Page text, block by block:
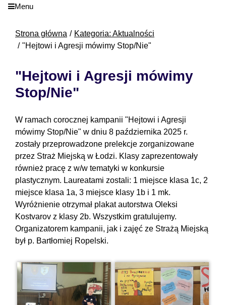
Menu
Strona główna
Kategoria: Aktualności
"Hejtowi i Agresji mówimy Stop/Nie"
"Hejtowi i Agresji mówimy
Stop/Nie"
W ramach corocznej kampanii "Hejtowi i Agresji
mówimy Stop/Nie" w dniu 8 października 2025 r.
zostały przeprowadzone prelekcje zorganizowane
przez Straż Miejską w Łodzi. Klasy zaprezentowały
również pracę z w/w tematyki w konkursie
plastycznym. Laureatami zostali: 1 miejsce klasa 1c, 2
miejsce klasa 1a, 3 miejsce klasy 1b i 1 mk.
Wyróżnienie otrzymał plakat autorstwa Oleksi
Kostvarov z klasy 2b. Wszystkim gratulujemy.
Organizatorem kampanii, jak i zajęć ze Strażą Miejską
był p. Bartłomiej Ropelski.